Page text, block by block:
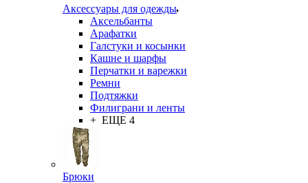
Аксессуары для одежды
Аксельбанты
Арафатки
Галстуки и косынки
Кашне и шарфы
Перчатки и варежки
Ремни
Подтяжки
Филиграни и ленты
+ ЕЩЕ 4
Брюки